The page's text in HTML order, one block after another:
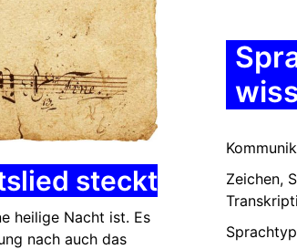
steckt
heilige Nacht ist. Es
nach auch das
Zeichen,